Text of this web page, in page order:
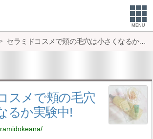
MENU
セラミドコスメで頬の毛穴は小さくなるか実験中!
スメで頬の毛穴
るか実験中!